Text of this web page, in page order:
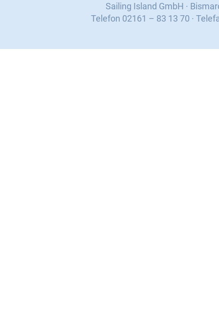
Sailing Island GmbH ·
Telefon 02161 – 83 13 70 ·